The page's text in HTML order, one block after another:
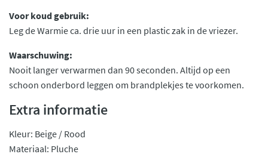
Voor koud gebruik:
Leg de Warmie ca. drie uur in een plastic zak in de vriezer.
Waarschuwing:
Nooit langer verwarmen dan 90 seconden. Altijd op een
schoon onderbord leggen om brandplekjes te voorkomen.
Extra informatie
Kleur: Beige / Rood
Materiaal: Pluche